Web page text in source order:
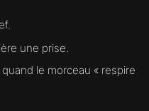
une prise.
le morceau « respire